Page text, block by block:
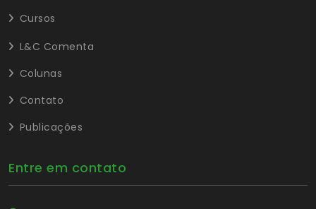
Cursos
L&C Comenta
Colunas
Contato
Publicações
Entre em contato